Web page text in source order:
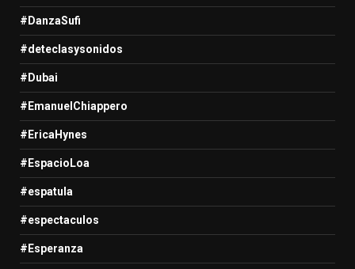
#DanzaSufi
#deteclasysonidos
#Dubai
#EmanuelChiappero
#EricaHynes
#EspacioLoa
#espatula
#espectaculos
#Esperanza